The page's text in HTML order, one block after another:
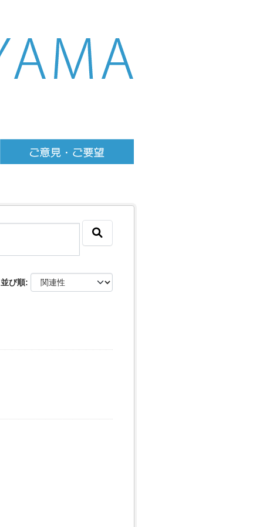
並び順